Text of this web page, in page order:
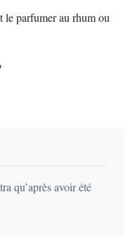
le parfumer au rhum ou
qu’après avoir été